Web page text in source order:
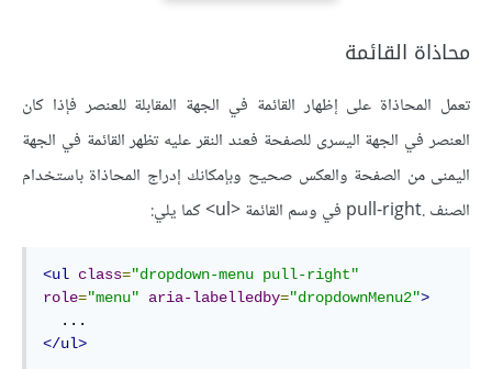
محاذاة القائمة
تعمل المحاذاة على إظهار القائمة في الجهة المقابلة للعنصر فإذا كان
العنصر في الجهة اليسرى للصفحة فعند النقر عليه تظهر القائمة في الجهة
اليمنى من الصفحة والعكس صحيح وبإمكانك إدراج المحاذاة باستخدام
الصنف .pull-right في وسم القائمة <ul> كما يلي:
<ul class="dropdown-menu pull-right"
role="menu" aria-labelledby="dropdownMenu2">
</ul>